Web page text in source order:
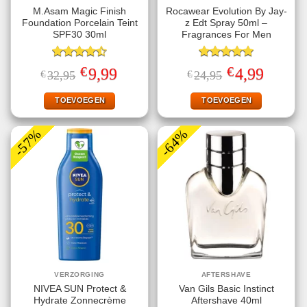
M.Asam Magic Finish
Foundation Porcelain Teint
SPF30 30ml
Gewaardeerd
4.50uit 5
€32,95 Oorspronkelijke
prijs
was:
€32,95.
€9,99Huidige
prijs
TOEVOEGEN
Rocawear Evolution By Jay-
z Edt Spray 50ml –
Fragrances For Men
Gewaardeerd
5.00uit 5
€24,95 Oorspronkelijke
prijs
was:
€24,95.
€4,99Huidige
prijs
TOEVOEGEN
-57%
VERZORGING
NIVEA SUN Protect &
Hydrate Zonnecrème
-64%
AFTERSHAVE
Van Gils Basic Instinct
Aftershave 40ml